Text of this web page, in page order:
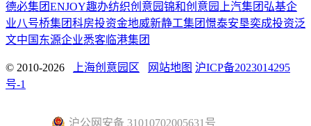
德必集团ENJOY趣办纺织创意园锦和创意园 上汽集团 弘基企
业八号桥集团科房投资金地威新静工集团憬泰安垦奕成投资泛
文中国 东源企业悉客 临港集团
© 2010-2026 上海创意园区 网站地图 沪ICP备2023014295
号-1
沪公网安备 31010702005631号